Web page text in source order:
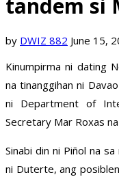
tandem si
by DWIZ 882 June 15,
Kinumpirma ni dating
na tinanggihan ni
ni Department of
Secretary Mar Roxas
Sinabi din ni Piñol na
ni Duterte, ang